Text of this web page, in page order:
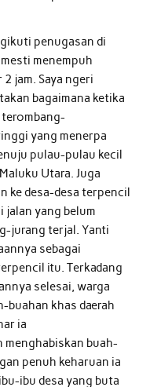
penugasan di
menempuh
jam. Saya ngeri
bagaimana ketika
yang menerpa
pulau-pulau kecil
Utara. Juga
ke desa-desa terpencil
jalan yang belum
jurang terjal. Yanti
sebagai
itu. Terkadang
selesai, warga
buahan khas daerah
ia
menghabiskan buah-
penuh keharuan ia
ibu desa yang buta